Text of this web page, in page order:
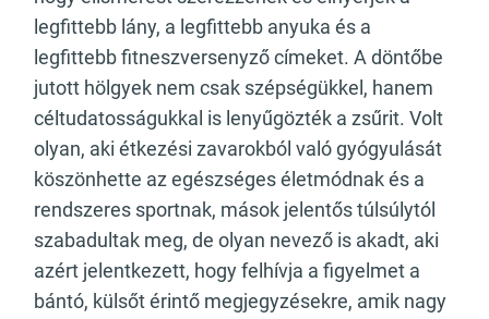
legfittebb lány, a legfittebb anyuka és a
legfittebb fitneszversenyző címeket. A döntőbe
jutott hölgyek nem csak szépségükkel, hanem
céltudatosságukkal is lenyűgözték a zsűrit. Volt
olyan, aki étkezési zavarokból való gyógyulását
köszönhette az egészséges életmódnak és a
rendszeres sportnak, mások jelentős túlsúlytól
szabadultak meg, de olyan nevező is akadt, aki
azért jelentkezett, hogy felhívja a figyelmet a
bántó, külsőt érintő megjegyzésekre, amik nagy